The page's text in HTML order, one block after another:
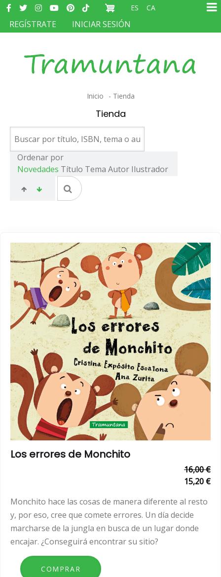
Pasar
contenido
Redes
sociales
ES CA
MENÚ
DEL
D'USUARI
REGÍSTRATE INICIAR SESIÓN
Sobrescribir
de
ayuda
a
la
navegación
Inicio Tienda
Tienda
Ordenar por
Novedades Título Tema Autor Ilustrador
Los errores de Monchito
16,00 €
15,20 €
Monchito hace las cosas de manera diferente al resto
y, por eso, cree que comete errores. Un día decide
marcharse de la jungla en busca de un lugar donde
encajar. ¿Conseguirá encontrar su sitio?